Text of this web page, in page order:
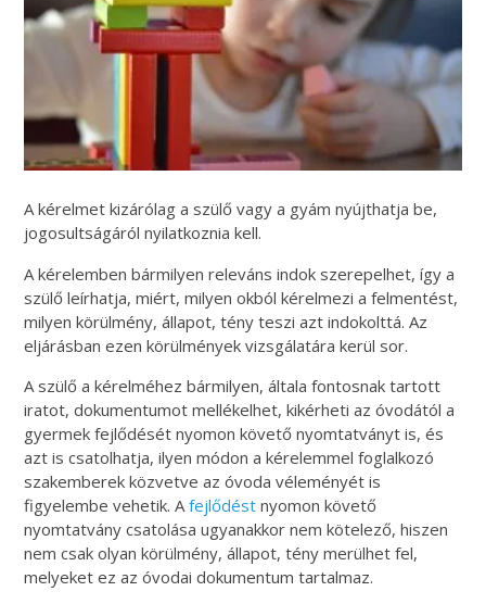
A kérelmet kizárólag a szülő vagy a gyám nyújthatja be,
jogosultságáról nyilatkoznia kell.
A kérelemben bármilyen releváns indok szerepelhet, így a
szülő leírhatja, miért, milyen okból kérelmezi a felmentést,
milyen körülmény, állapot, tény teszi azt indokolttá. Az
eljárásban ezen körülmények vizsgálatára kerül sor.
A szülő a kérelméhez bármilyen, általa fontosnak tartott
iratot, dokumentumot mellékelhet, kikérheti az óvodától a
gyermek fejlődését nyomon követő nyomtatványt is, és
azt is csatolhatja, ilyen módon a kérelemmel foglalkozó
szakemberek közvetve az óvoda véleményét is
figyelembe vehetik. Afejlődést nyomon követő
nyomtatvány csatolása ugyanakkor nem kötelező, hiszen
nem csak olyan körülmény, állapot, tény merülhet fel,
melyeket ez az óvodai dokumentum tartalmaz.